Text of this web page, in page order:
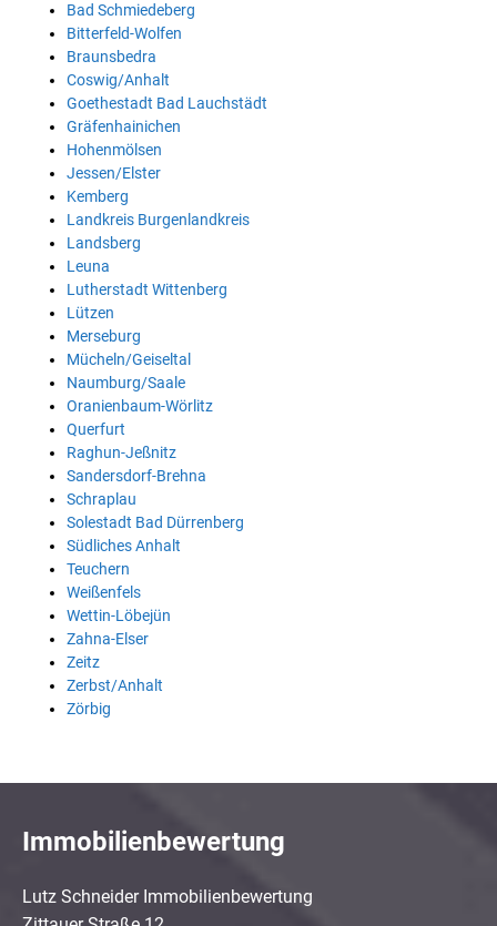
Bad Schmiedeberg
Bitterfeld-Wolfen
Braunsbedra
Coswig/Anhalt
Goethestadt Bad Lauchstädt
Gräfenhainichen
Hohenmölsen
Jessen/Elster
Kemberg
Landkreis Burgenlandkreis
Landsberg
Leuna
Lutherstadt Wittenberg
Lützen
Merseburg
Mücheln/Geiseltal
Naumburg/Saale
Oranienbaum-Wörlitz
Querfurt
Raghun-Jeßnitz
Sandersdorf-Brehna
Schraplau
Solestadt Bad Dürrenberg
Südliches Anhalt
Teuchern
Weißenfels
Wettin-Löbejün
Zahna-Elser
Zeitz
Zerbst/Anhalt
Zörbig
Immobilienbewertung
Lutz Schneider Immobilienbewertung